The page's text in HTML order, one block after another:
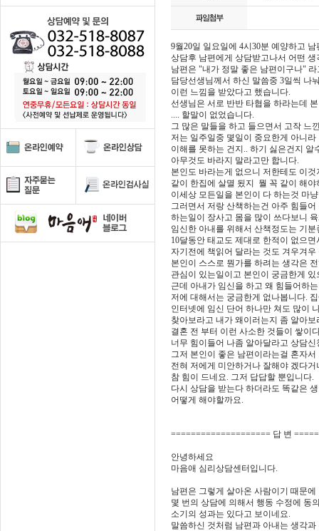
9월20일 일요일에 4시30분 예양하고
상담후 남편에게 상담받고나서 어떤
남편은 "내가 정말 좋은 남편이구나"
담당선생님께서 하신 말씀중 3일씩 나
이런 느낌을 받았다고 했습니다.
선생님은 서로 반반 타협을 하라는데
.... 할말이 없었습니다.
그 많은 말들을 하고 들으면서 고작 느
저는 일주일중 몇일이 중요한게 아니
이해를 못하는 건지.. 하기 싫은건지 알
아무것도 바라지 말라고만 합니다.
본인도 바라는게 없으니 저한테도 이
같이 한집에 살멸 됬지 뭘 꼭 같이 해
이세상 모든일을 본인이 다 하는것 마
그러면서 저랑 산책하는건 아주 힘들어
하는일이 장사고 몸을 많이 쓰다보니
임신한 아내를 위해서 산책정도는 기
10달동안 태교도 제대로 한적이 없으면
자기전에 책읽어 달라는 것도 겨우겨
본인이 스스로 뭔가를 하려는 생각은
관심이 있는일이고 본인이 궁금한게
근데 아내가 임신을 하고 왜 힘들어하
저에 대해서는 궁금한게 없나봅니다.
인터넷에 임신 단어 하나만 쳐도 많이
찾아보라고 내가 왜이러는지 좀 알아
결혼 전 부터 이런 사소한 것들이 쌓이
너무 힘이들어 나좀 알아달라고 상담
그저 본인이 좋은 남편이라는걸 혼자서
전혀 저에게 미안하거나 잘해야 겠다
참 힘이 드네요. 그저 답답할 뿐입니다.
다시 상담을 받는다 하더라도 똑같은
어떻게 해야할까요.
==================== 답 변
안녕하세요
마음애 심리상담센터입니다.
남편은 그렇게 살아온 사람이기 때문에
몇 번의 상담에 의해서 행동 수정에 동
소기의 성과는 있다고 보이네요.
말씀하신 것처럼 남편과 아내는 생각과